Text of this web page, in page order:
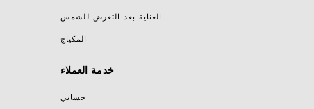
العناية بعد التعرض للشمس
المكياج
خدمة العملاء
حسابي